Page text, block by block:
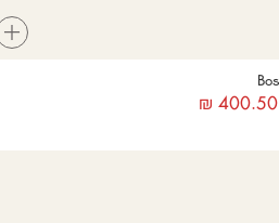
+
₪ 400.50